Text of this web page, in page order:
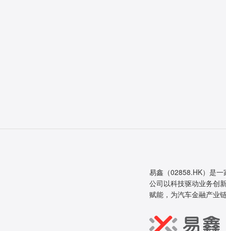
易鑫（02858.HK）是
公司以科技驱动业务创
赋能，为汽车金融产业